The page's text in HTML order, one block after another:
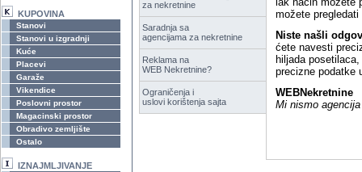
KUPOVINA
Stanovi
Stanovi u izgradnji
Kuće
Placevi
Garaže
Vikendice
Poslovni prostor
Magacinski prostor
Obradivo zemljište
Ostalo
IZNAJMLJIVANJE
možete
Niste našli
ćete navesti
hiljada
precizne podatke
WEBNekretnine
Mi nismo
za nekretnine
Saradnja sa
agencijama za nekretnine
Reklama na
WEB Nekretnine?
Ograničenja i
uslovi korištenja sajta